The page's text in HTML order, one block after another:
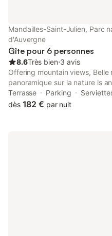
Mandailles-Saint-Julien, Parc
d'Auvergne
Gîte pour 6 personnes
8.6Très bien⋅3 avis
Offering mountain views,
panoramique sur la nature is
Saint-Julien-de-Jordanne, 27
28 km from Cantal Auvergne
Terrasse Parking
dès 182 € par nuit